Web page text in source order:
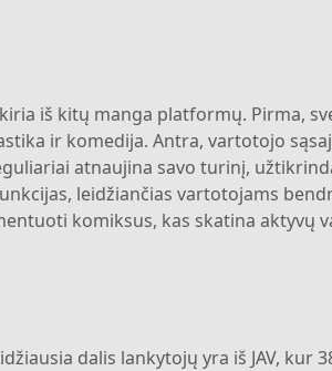
iš kitų manga platformų. Pirma,
ir komedija. Antra, vartotojo
atnaujina savo turinį,
leidžiančias vartotojams
komiksus, kas skatina aktyvų
dalis lankytojų yra iš JAV, kur